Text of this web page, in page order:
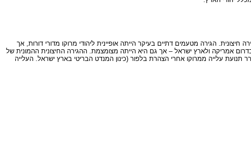
הגירה מטעמים דתיים בעיקר הייתה אופיינית ליהודי מרוקו מדורי דורות, אך
אמריקה ולארץ ישראל – אך גם היא הייתה מצומצמת. ההגירה החיצונית ההמונית של
תנועת עלייה ממרוקו אחרי הצהרת בלפור (כינון המנדט הבריטי בארץ ישראל. העלייה